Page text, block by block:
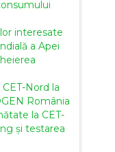
interesate
a Apei
Nord la
România
la CET-
și testarea